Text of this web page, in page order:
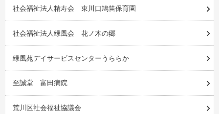
社会福祉法人精寿会 東川口鳩笛保育園
社会福祉法人緑風会 花ノ木の郷
緑風苑デイサービスセンターうららか
至誠堂 富田病院
荒川区社会福祉協議会